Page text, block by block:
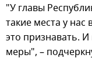
"У главы
такие места у
это признавать.
меры", –